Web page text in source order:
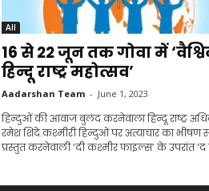
All
16 से 22 जून तक गोवा में
हिन्दू राष्ट्र महोत्सव’
Aadarshan Team - June 1, 2023
हिन्दुओं की आवाज बुलंद करनेवाला हिन्दू राष्ट्र
रमेश शिंदे.कश्मीरी हिन्दुओं पर अत्याचार का भीषण
प्रस्तुत करनेवाली ‘दी कश्मीर फाइल्स’ के उपरांत